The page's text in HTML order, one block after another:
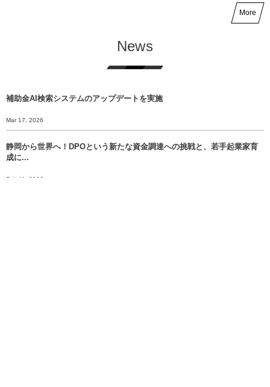
More
News
補助金AI検索システムのアップデートを実施
Mar 17, 2026
静岡から世界へ！DPOという新たな資金調達への挑戦と、若手起業家育
成に...
Feb 11, 2026